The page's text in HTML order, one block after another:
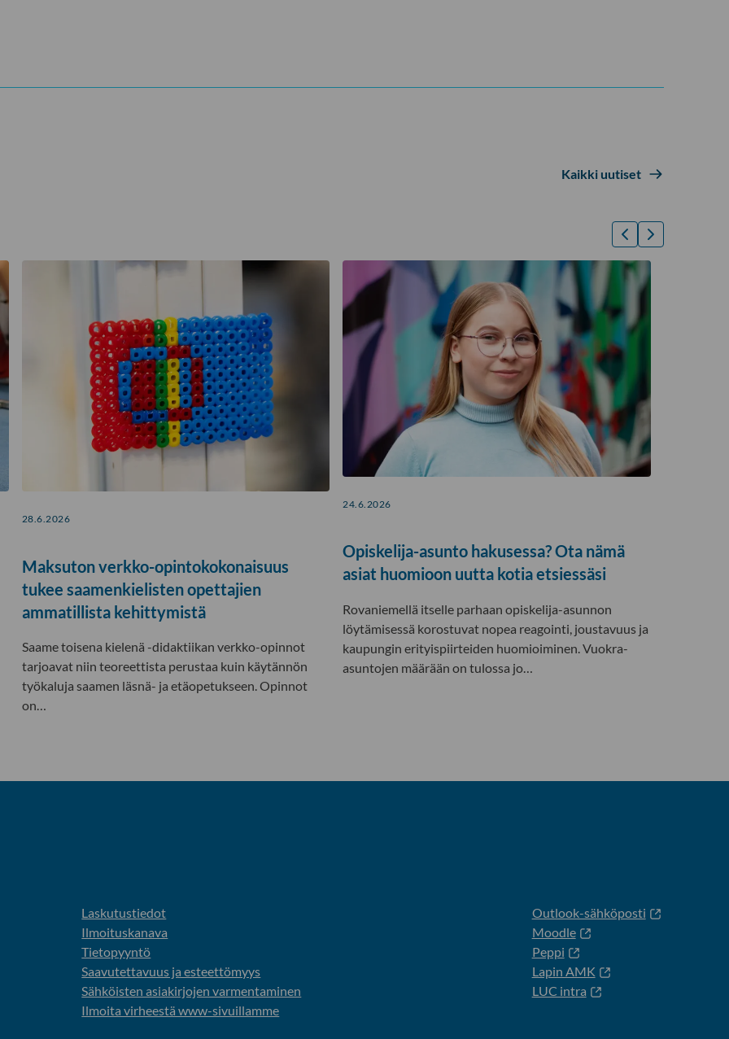
Kaikki uutiset
28.6.2026
Maksuton verkko-opintokokonaisuus
tukee saamenkielisten opettajien
ammatillista kehittymistä
Saame toisena kielenä -didaktiikan verkko-opinnot
tarjoavat niin teoreettista perustaa kuin käytännön
työkaluja saamen läsnä- ja etäopetukseen. Opinnot
on…
24.6.2026
Opiskelija-asunto hakusessa? Ota nämä
asiat huomioon uutta kotia etsiessäsi
Rovaniemellä itselle parhaan opiskelija-asunnon
löytämisessä korostuvat nopea reagointi, joustavuus ja
kaupungin erityispiirteiden huomioiminen. Vuokra-
asuntojen määrään on tulossa jo…
Laskutustiedot
Ilmoituskanava
Tietopyyntö
Saavutettavuus ja esteettömyys
Sähköisten asiakirjojen varmentaminen
Ilmoita virheestä www-sivuillamme
Outlook-sähköposti
Moodle
Peppi
Lapin AMK
LUC intra